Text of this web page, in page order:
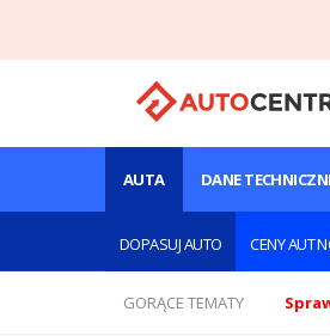
AUTA
DOPASUJ AUTO CENY AUT
DANE
GORĄCE TEMATY